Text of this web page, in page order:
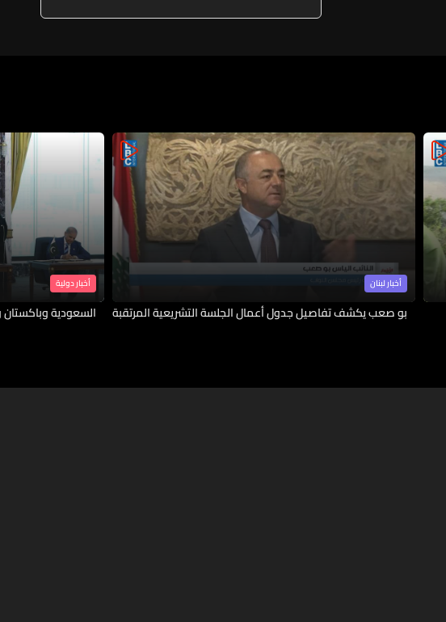
أخبار لبنان
بو صعب يكشف تفاصيل جدول أعمال الجلسة التشريعية المرتقبة
أخبار دولية
السعودية